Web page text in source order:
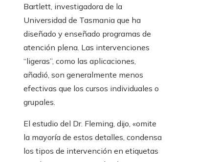
Bartlett, investigadora de la
Universidad de Tasmania que ha
diseñado y enseñado programas de
atención plena. Las intervenciones
“ligeras”, como las aplicaciones,
añadió, son generalmente menos
efectivas que los cursos individuales o
grupales.
El estudio del Dr. Fleming, dijo, «omite
la mayoría de estos detalles, condensa
los tipos de intervención en etiquetas